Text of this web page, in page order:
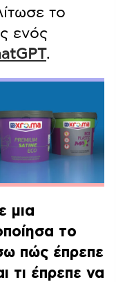
το
ενός
.
μια
το
πώς έπρεπε
τι έπρεπε να